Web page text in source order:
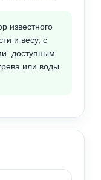
известного
и весу, с
доступным
или воды